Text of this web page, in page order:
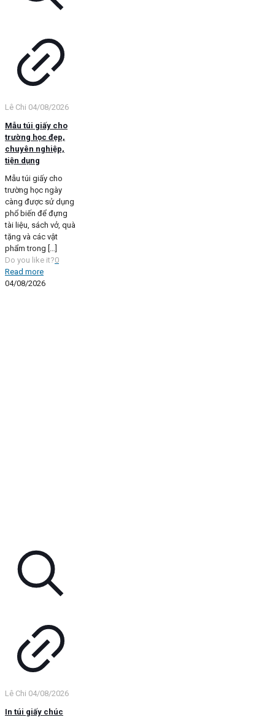
Lê Chi 04/08/2026
Mẫu túi giấy cho
trường học đẹp,
chuyên nghiệp,
tiện dụng
Mẫu túi giấy cho
trường học ngày
càng được sử dụng
phổ biến để đựng
tài liệu, sách vở, quà
tặng và các vật
phẩm trong […]
Do you like it?0
Read more
04/08/2026
Lê Chi 04/08/2026
In túi giấy chúc